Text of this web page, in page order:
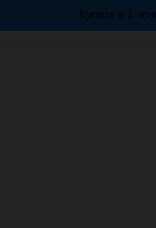
Купить в 1